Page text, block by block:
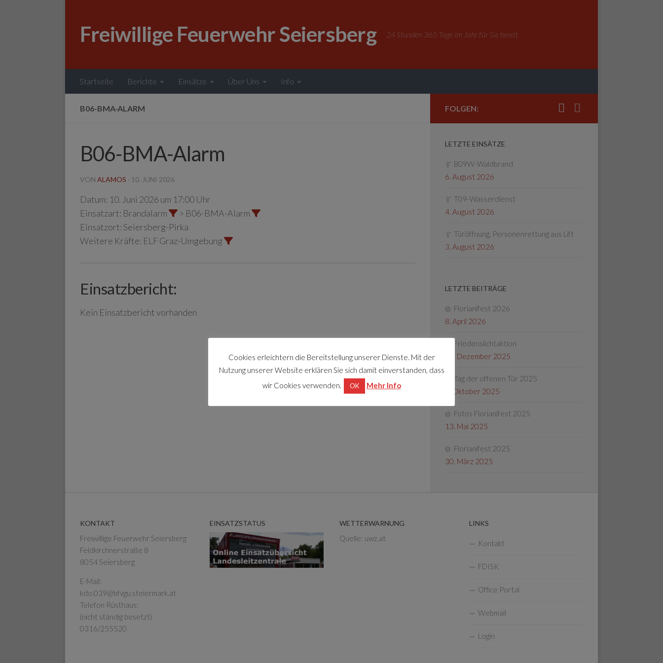
Freiwillige Feuerwehr Seiersberg 24 Stunden 365 Tage im Jahr für Sie bereit
Startseite Berichte Einsätze Über Uns Info
B06-BMA-ALARM
B06-BMA-Alarm
VON ALAMOS · 10. JUNI 2026
Datum: 10. Juni 2026 um 17:00 Uhr
Einsatzart: Brandalarm
> B06-BMA-Alarm
Einsatzort: Seiersberg-Pirka
Weitere Kräfte: ELF Graz-Umgebung
Einsatzbericht:
Kein Einsatzbericht vorhanden
FOLGEN:
LETZTE EINSÄTZE
B09W-Waldbrand
6. August 2026
T09-Wasserdienst
4. August 2026
Türöffnung, Personenrettung aus Lift
3. August 2026
LETZTE BEITRÄGE
Florianifest 2026
8. April 2026
Friedenslichtaktion
22. Dezember 2025
Tag der offenen Tür 2025
4. Oktober 2025
Fotos Florianifest 2025
13. Mai 2025
Florianifest 2025
30. März 2025
KONTAKT
Freiwillige Feuerwehr Seiersberg
Feldkirchnerstraße 8
8054 Seiersberg
E-Mail:
kdo.039@bfvgu.steiermark.at
Telefon Rüsthaus:
(nicht ständig besetzt)
0316/255520
EINSATZSTATUS WETTERWARNUNG
Quelle: uwz.at
LINKS
Kontakt
FDISK
Office Portal
Webmail
Login
Cookies erleichtern die Bereitstellung unserer Dienste. Mit der
Nutzung unserer Website erklären Sie sich damit einverstanden, dass
wir Cookies verwenden.
OK Mehr Info